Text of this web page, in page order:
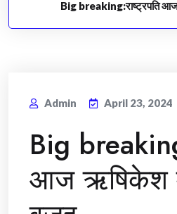
Big breaking:राष्ट्रपति
Admin April 23, 2024
Big
आज ऋषिकेश